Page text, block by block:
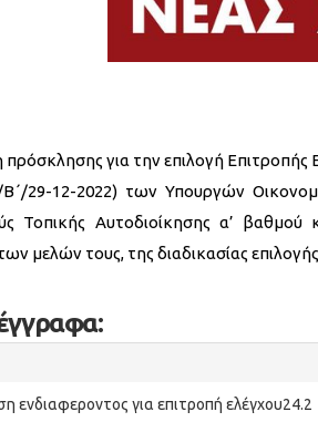
για την επιλογή
29-12-2022) των Υπουργών
Τοπικής Αυτοδιοίκησης α’
μελών τους, της διαδικασίας
ενδιαφεροντος για επιτροπή ελέγχου24.2